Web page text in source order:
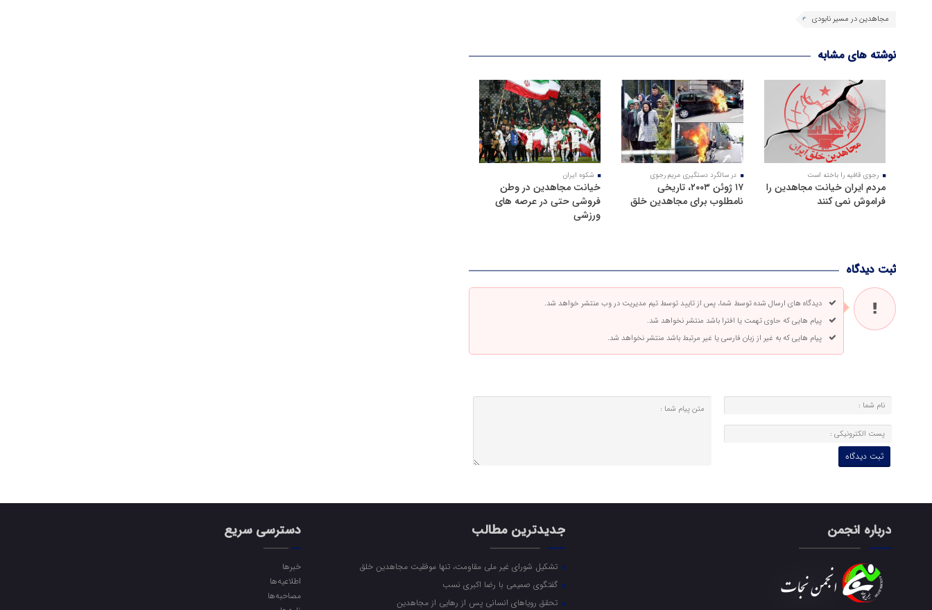
مجاهدین در مسیر نابودی
نوشته های مشابه
رجوی قافیه را باخته است
مردم ایران خیانت مجاهدین را
فراموش نمی کنند
در سالگرد دستگیری مریم رجوی
۱۷ ژوئن ۲۰۰۳، تاریخی
نامطلوب برای مجاهدین خلق
شکوه ایران
خیانت مجاهدین در وطن
فروشی حتی در عرصه های
ورزشی
ثبت دیدگاه
دیدگاه های ارسال شده توسط شما، پس از تایید توسط تیم مدیریت در وب منتشر خواهد شد.
پیام هایی که حاوی تهمت یا افترا باشد منتشر نخواهد شد.
پیام هایی که به غیر از زبان فارسی یا غیر مرتبط باشد منتشر نخواهد شد.
درباره انجمن جدیدترین مطالب
تشکیل شورای غیر ملی مقاومت، تنها موفقیت مجاهدین خلق
گفتگوی صمیمی با رضا اکبری نسب
تحقق رویاهای انسانی پس از رهایی از مجاهدین
دسترسی سریع
خبرها
اطلاعیه‌ها
مصاحبه‌ها